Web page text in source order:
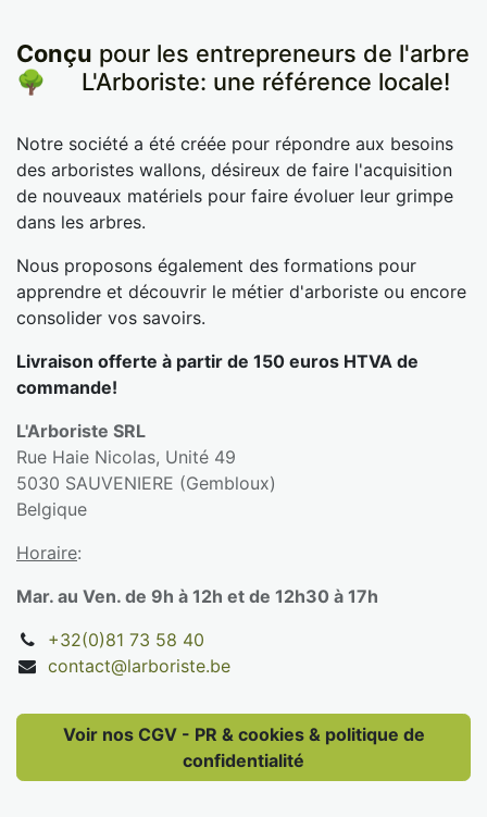
Conçu pour les entrepreneurs de l'arbre
🌳
​L'Arboriste: une référence locale!
Notre société a été créée pour répondre aux besoins
des arboristes wallons, désireux de faire l'acquisition
de nouveaux matériels pour faire évoluer leur grimpe
dans les arbres.
Nous proposons également des formations pour
apprendre et découvrir le métier d'arboriste ou encore
consolider vos savoirs.
Livraison offerte à partir de 150 euros HTVA de
commande!
L'Arboriste SRL
Rue Haie Nicolas, Unité 49
5030 SAUVENIERE (Gembloux)
Belgique
Horaire:
Mar. au Ven. de 9h à 12h et de 12h30 à 17h
+32(0)81 73 58 40
contact@larboriste.be
Voir nos CGV - PR & cookies & politique de
confidentialité